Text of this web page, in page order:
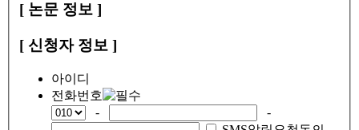
[ 논문 정보 ]
[ 신청자 정보 ]
아이디
전화번호
-
-